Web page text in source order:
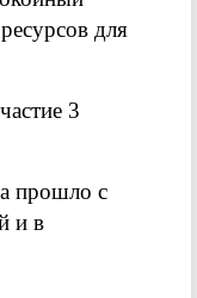
для
3
прошло с
и в